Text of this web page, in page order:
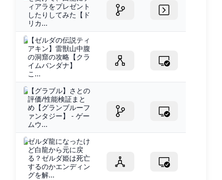
ィアラをプレゼント
したりしてみた【ド
リカ...
【ゼルダの伝説ティ
アキン】雷獣山中腹
の洞窟の攻略【クラ
イムバンダナ】
こ...
【グラブル】さとの
評価/性能検証まと
め【グランブルーフ
ァンタジー】 - ゲー
ムウ...
ゼルダ龍になったけ
ど白龍から元に戻
る？ゼルダ姫は死亡
するのかエンディン
グを解...